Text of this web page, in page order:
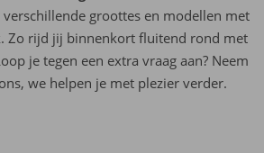
verschillende groottes en modellen met
Zo rijd jij binnenkort fluitend rond met
je tegen een extra vraag aan? Neem
we helpen je met plezier verder.